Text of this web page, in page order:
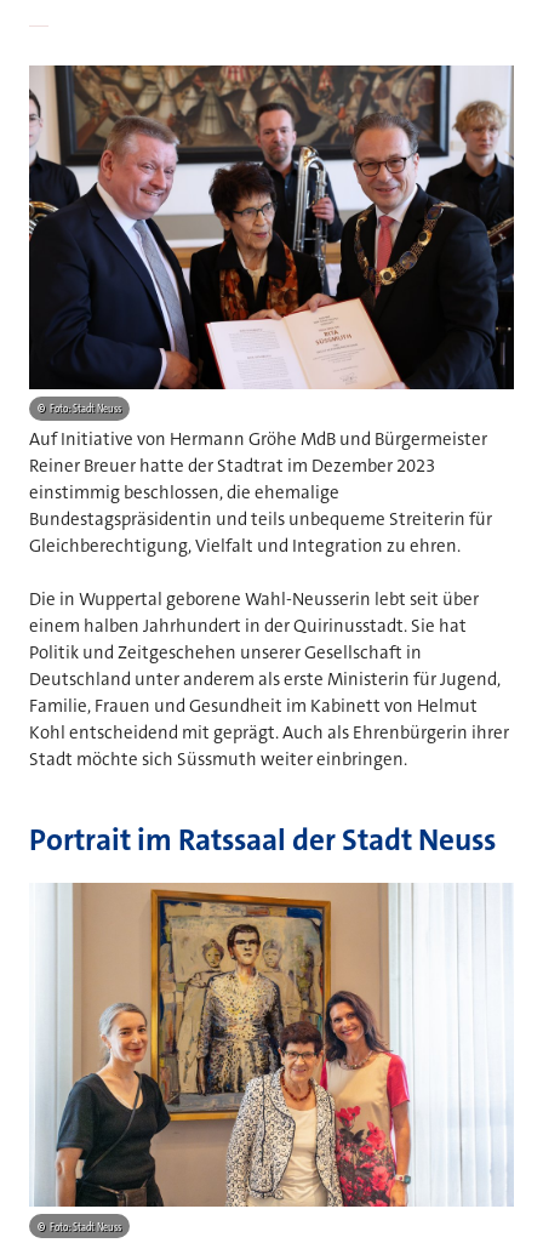
© Foto: Stadt Neuss
Auf Initiative von Hermann Gröhe MdB und Bürgermeister
Reiner Breuer hatte der Stadtrat im Dezember 2023
einstimmig beschlossen, die ehemalige
Bundestagspräsidentin und teils unbequeme Streiterin für
Gleichberechtigung, Vielfalt und Integration zu ehren.
Die in Wuppertal geborene Wahl-Neusserin lebt seit über
einem halben Jahrhundert in der Quirinusstadt. Sie hat
Politik und Zeitgeschehen unserer Gesellschaft in
Deutschland unter anderem als erste Ministerin für Jugend,
Familie, Frauen und Gesundheit im Kabinett von Helmut
Kohl entscheidend mit geprägt. Auch als Ehrenbürgerin ihrer
Stadt möchte sich Süssmuth weiter einbringen.
© Foto: Stadt Neuss
Portrait im Ratssaal der Stadt Neuss